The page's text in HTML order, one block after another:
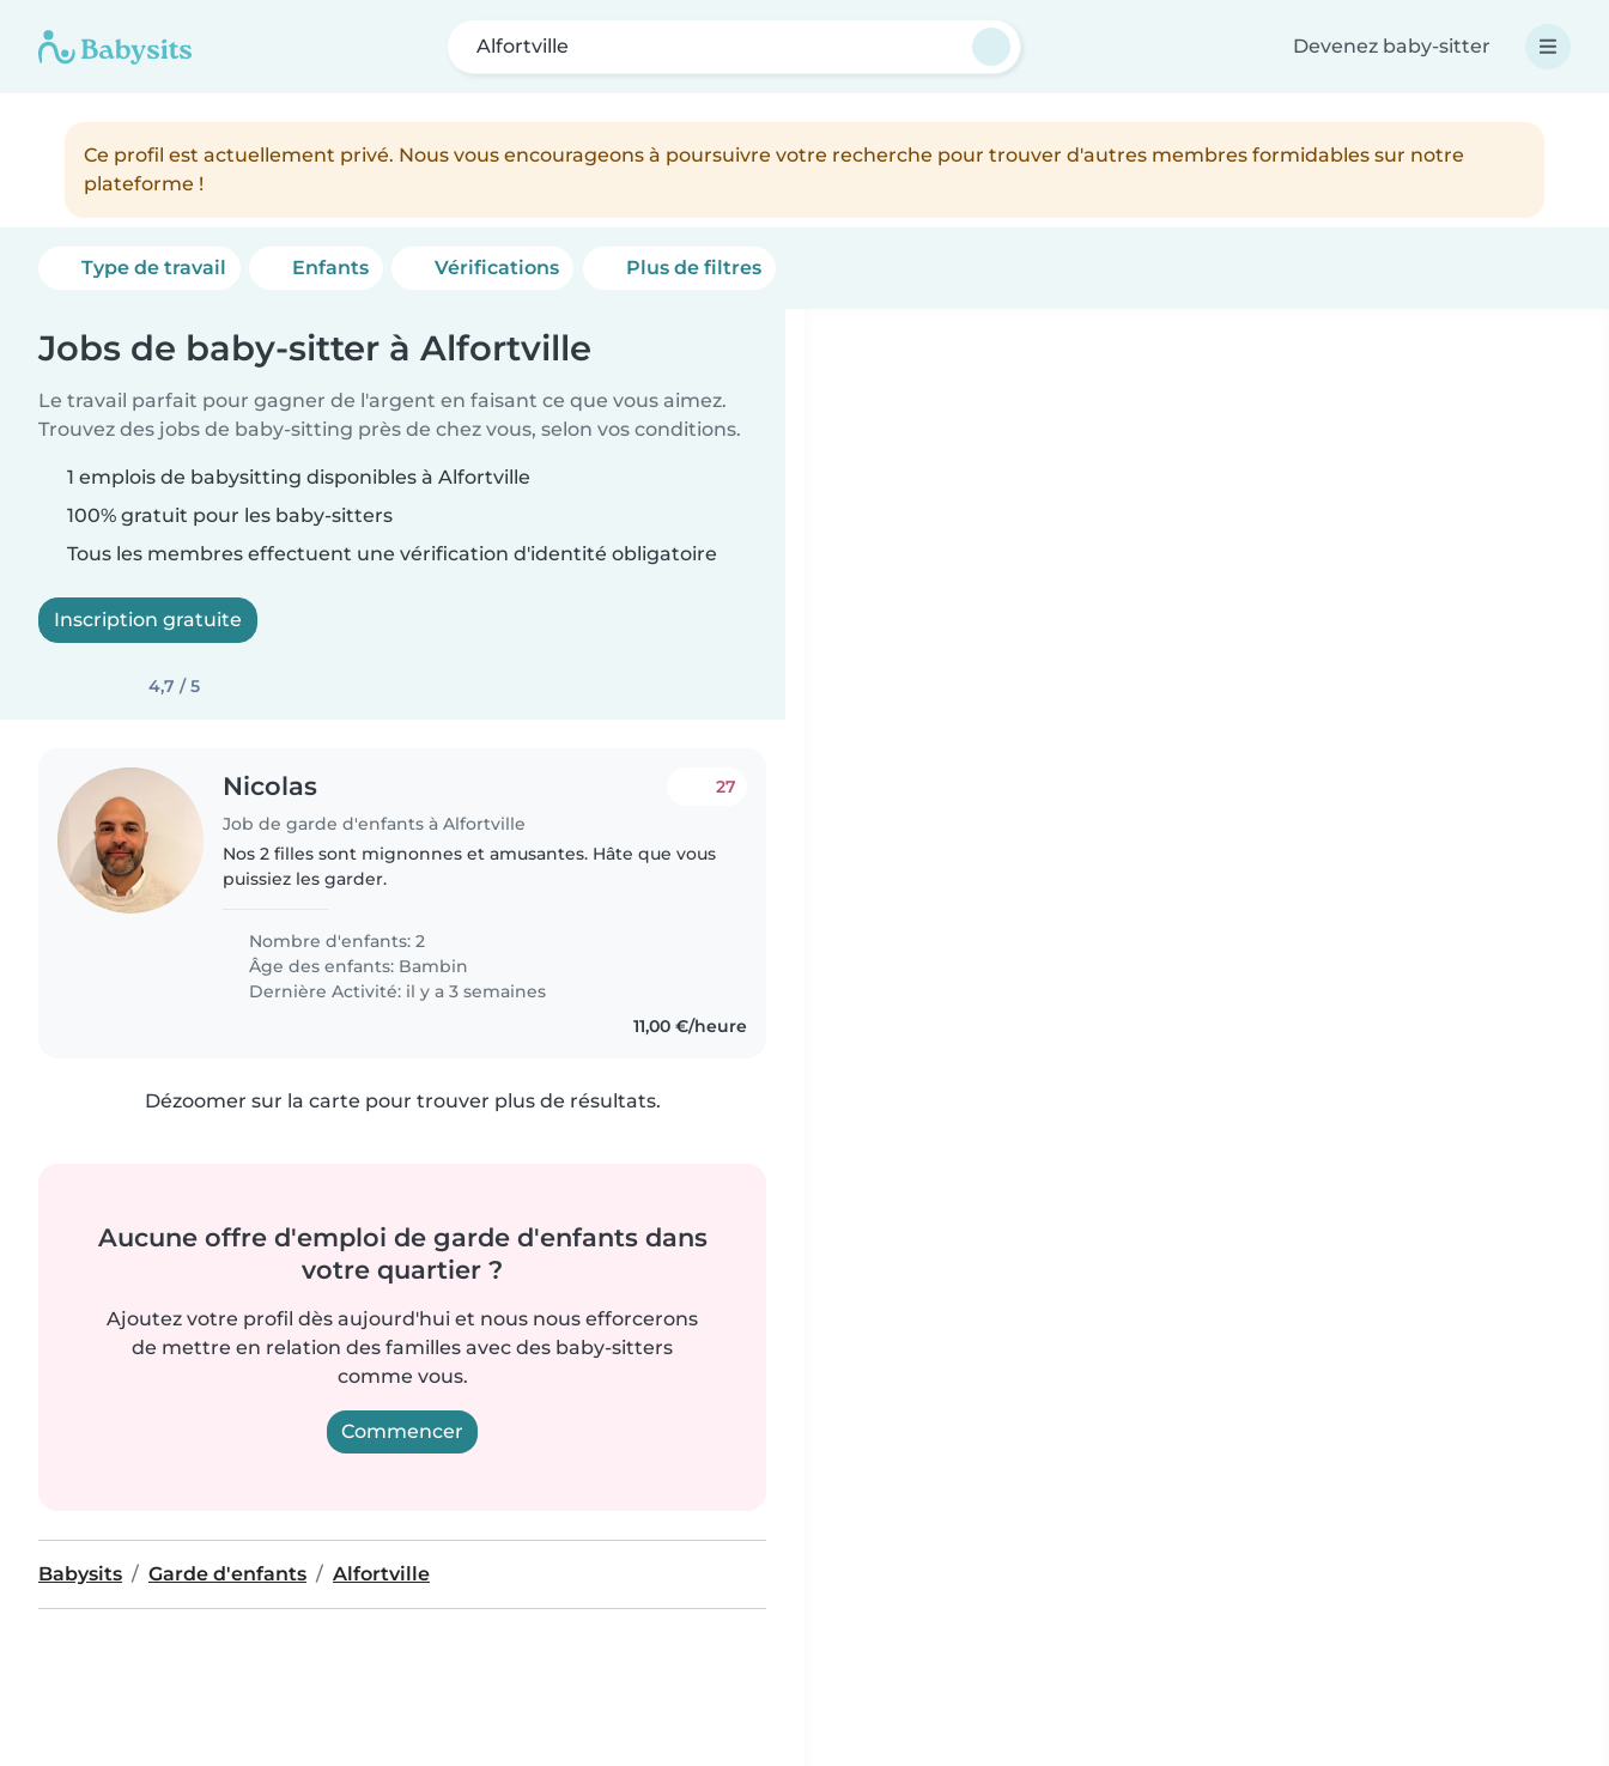
Alfortville Devenez baby-sitter
Ce profil est actuellement privé. Nous vous encourageons à poursuivre votre recherche pour trouver d'autres membres formidables sur notre
plateforme !
Type de travail Enfants Vérifications Plus de filtres
Jobs de baby-sitter à Alfortville
Le travail parfait pour gagner de l'argent en faisant ce que vous aimez.
Trouvez des jobs de baby-sitting près de chez vous, selon vos conditions.
1 emplois de babysitting disponibles à Alfortville
100% gratuit pour les baby-sitters
Tous les membres effectuent une vérification d'identité obligatoire
Inscription gratuite
4,7 / 5
Nicolas
Job de garde d'enfants à Alfortville
27
Nos 2 filles sont mignonnes et amusantes. Hâte que vous
puissiez les garder.
Nombre d'enfants: 2
Âge des enfants: Bambin
Dernière Activité: il y a 3 semaines
11,00 €/heure
Dézoomer sur la carte pour trouver plus de résultats.
Aucune offre d'emploi de garde d'enfants dans
votre quartier ?
Ajoutez votre profil dès aujourd'hui et nous nous efforcerons
de mettre en relation des familles avec des baby-sitters
comme vous.
Commencer
Babysits Garde d'enfants Alfortville